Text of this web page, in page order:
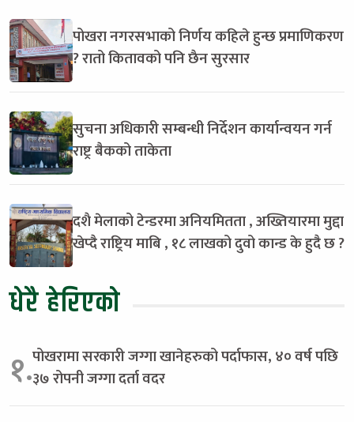
पोखरा नगरसभाको निर्णय कहिले हुन्छ प्रमाणिकरण
? रातो कितावको पनि छैन सुरसार
सुचना अधिकारी सम्बन्धी निर्देशन कार्यान्वयन गर्न
राष्ट्र बैकको ताकेता
दशै मेलाको टेन्डरमा अनियमितता , अख्तियारमा मुद्दा
खेप्दै राष्ट्रिय माबि , १८ लाखको दुवो कान्ड के हुदै छ ?
धेरै हेरिएको
१.पोखरामा सरकारी जग्गा खानेहरुको पर्दाफास, ४० वर्ष पछि
३७ रोपनी जग्गा दर्ता वदर